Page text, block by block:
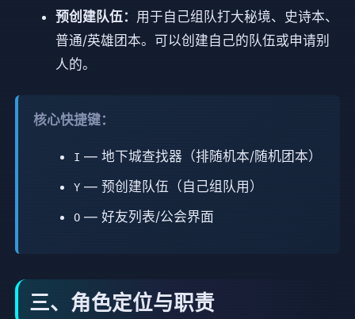
预创建队伍： 用于自己组队打大秘境、史诗本、
普通/英雄团本。可以创建自己的队伍或申请别
人的。
核心快捷键：
I — 地下城查找器（排随机本/随机团本）
Y— 预创建队伍（自己组队用）
O— 好友列表/公会界面
三、角色定位与职责